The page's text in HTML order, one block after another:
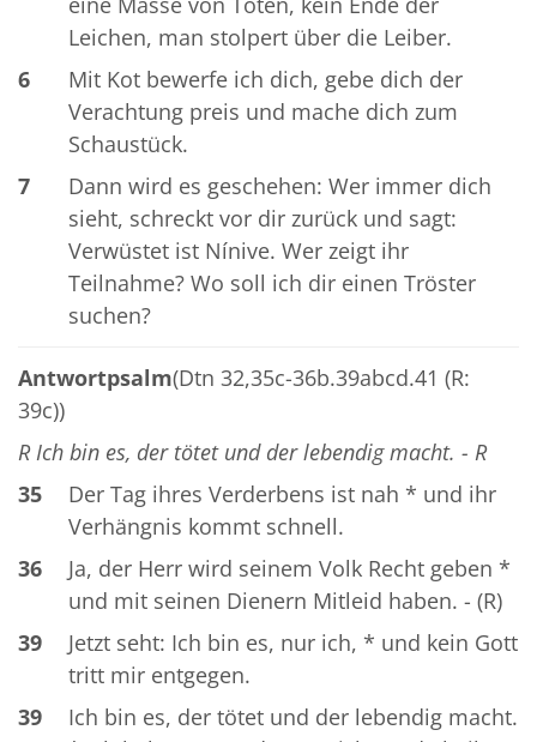
Leichen, man stolpert über die Leiber.
6
Mit Kot bewerfe ich dich, gebe dich der
Verachtung preis und mache dich zum
Schaustück.
7
Dann wird es geschehen: Wer immer dich
sieht, schreckt vor dir zurück und sagt:
Verwüstet ist Nínive. Wer zeigt ihr
Teilnahme? Wo soll ich dir einen Tröster
suchen?
Antwortpsalm(Dtn 32,35c-36b.39abcd.41 (R:
39c))
R Ich bin es, der tötet und der lebendig macht. - R
35
Der Tag ihres Verderbens ist nah * und ihr
Verhängnis kommt schnell.
36
Ja, der Herr wird seinem Volk Recht geben *
und mit seinen Dienern Mitleid haben. - (R)
39
Jetzt seht: Ich bin es, nur ich, * und kein Gott
tritt mir entgegen.
39
Ich bin es, der tötet und der lebendig macht.